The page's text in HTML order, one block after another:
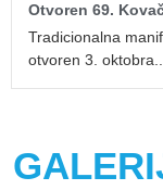
Otvoren 69.
Tradicionalna
otvoren 3. oktobra...